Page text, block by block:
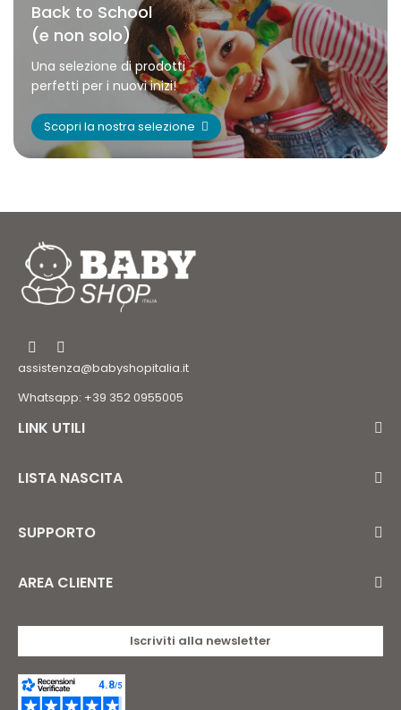
Back to School
(e non solo)
Una selezione di prodotti
perfetti per i nuovi inizi!
Scopri la nostra selezione
assistenza@babyshopitalia.it
Whatsapp: +39 352 0955005
LINK UTILI
LISTA NASCITA
SUPPORTO
AREA CLIENTE
Iscriviti alla newsletter